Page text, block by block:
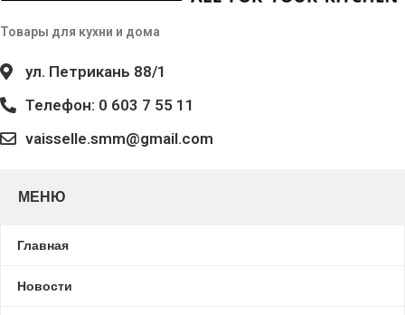
Товары для кухни и дома
ул. Петрикань 88/1
Телефон: 0 603 7 55 11
vaisselle.smm@gmail.com
МЕНЮ
Главная
Новости